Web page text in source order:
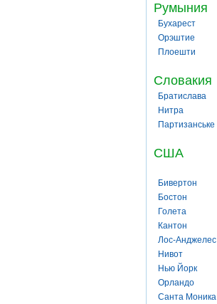
Румыния
Бухарест
Орэштие
Плоешти
Словакия
Братислава
Нитра
Партизанське
США
Бивертон
Бостон
Голета
Кантон
Лос-Анджелес
Нивот
Нью Йорк
Орландо
Санта Моника